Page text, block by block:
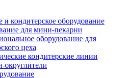
и кондитерское оборудование
для мини-пекарни
оборудование для
цеха
кондитерские линии
округлители